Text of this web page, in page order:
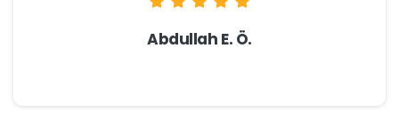
Abdullah E. Ö.